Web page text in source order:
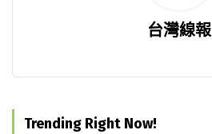
台灣線報
Trending Right Now!